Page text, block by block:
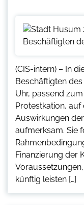
(CIS-intern) – In
Beschäftigten
Uhr, passend
Protestkation,
Auswirkungen
aufmerksam. Sie
Finanzierung der
künftig leisten […]